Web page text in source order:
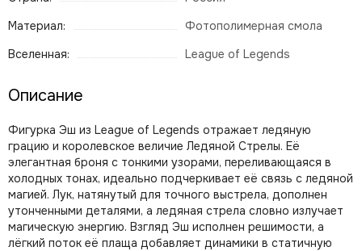
Материал:
Фотополимерная смола
Вселенная:
League of Legends
Описание
Фигурка Эш из League of Legends отражает ледяную
грацию и королевское величие Ледяной Стрелы. Её
элегантная броня с тонкими узорами, переливающаяся в
холодных тонах, идеально подчеркивает её связь с ледяной
магией. Лук, натянутый для точного выстрела, дополнен
утонченными деталями, а ледяная стрела словно излучает
магическую энергию. Взгляд Эш исполнен решимости, а
лёгкий поток её плаща добавляет динамики в статичную